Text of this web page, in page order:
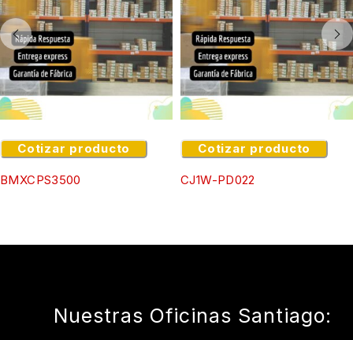
Cotizar producto
BMXCPS3500
Cotizar producto
CJ1W-PD022
Nuestras Oficinas Santiago: